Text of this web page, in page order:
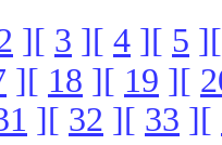
][ 3 ][ 4 ][ 5
][ 18 ][ 19 ][
][ 32 ][ 33 ][